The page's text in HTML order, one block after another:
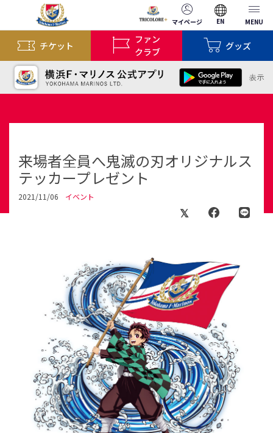
マイページ EN MENU
チケット
ファン
クラブ
グッズ
来場者全員へ鬼滅の刃オリジナルス
テッカープレゼント
2021/11/06 イベント